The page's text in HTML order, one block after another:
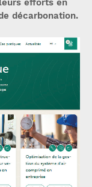
efforts en
décarbonation.